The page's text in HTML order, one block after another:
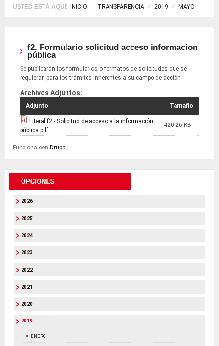
USTED ESTÁ AQUÍ: INICIO TRANSPARENCIA 2019 MAYO
f2. Formulario solicitud acceso informacion
pública
Se publicarán los formularios o formatos de solicitudes que se
requieran para los trámites inherentes a su campo de acción
Archivos Adjuntos:
Adjunto Tamaño
Literal f2.- Solicitud de acceso a la información
pública.pdf
420.26 KB
Funciona con Drupal
2026
2025
2024
2023
2022
2021
2020
2019
ENERO